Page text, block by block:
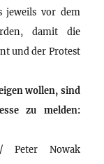
jeweils vor dem
damit die
und der Protest
wollen, sind
zu melden:
Peter Nowak